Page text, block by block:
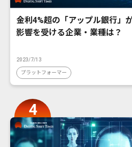
金利4%超の「アップル銀行」
影響を受ける企業・業種は？
2023/7/13
プラットフォーマー